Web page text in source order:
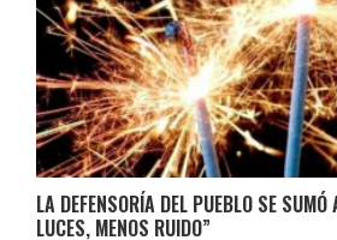
LA DEFENSORÍA DEL PUEBLO SE
LUCES, MENOS RUIDO”